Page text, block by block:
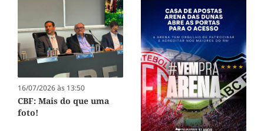
16/07/2026 às 13:50
CBF: Mais do que uma
foto!